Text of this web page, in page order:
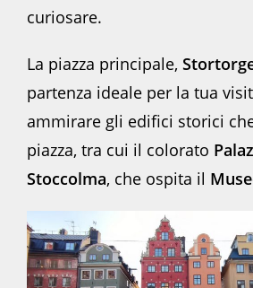
curiosare.
La piazza principale,
partenza ideale per la tua
ammirare gli edifici storici
piazza, tra cui il colorato
Stoccolma, che ospita il